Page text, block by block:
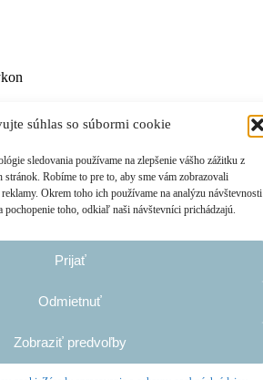
súhlas so súbormi cookie
sledovania používame na zlepšenie vášho zážitku z
stránok. Robíme to pre to, aby sme vám zobrazovali
Okrem toho ich používame na analýzu návštevnosti
pochopenie toho, odkiaľ naši návštevníci prichádzajú.
Prijať
Odmietnuť
Zobraziť predvoľby
kW